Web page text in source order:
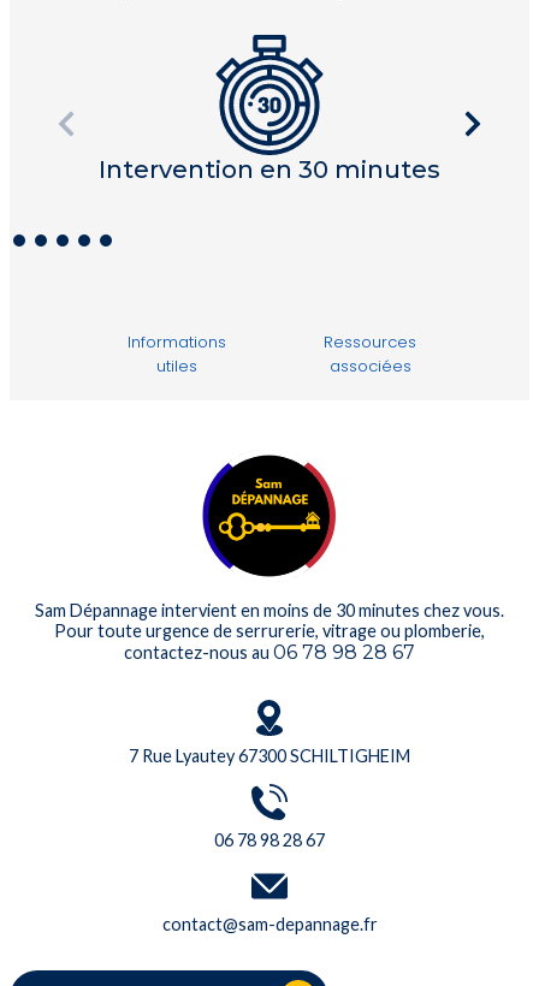
Intervention en 30 minutes
Informations
utiles
Ressources
associées
Sam Dépannage intervient en moins de 30 minutes chez vous.
Pour toute urgence de serrurerie, vitrage ou plomberie,
contactez-nous au 06 78 98 28 67
7 Rue Lyautey 67300 SCHILTIGHEIM
06 78 98 28 67
contact@sam-depannage.fr